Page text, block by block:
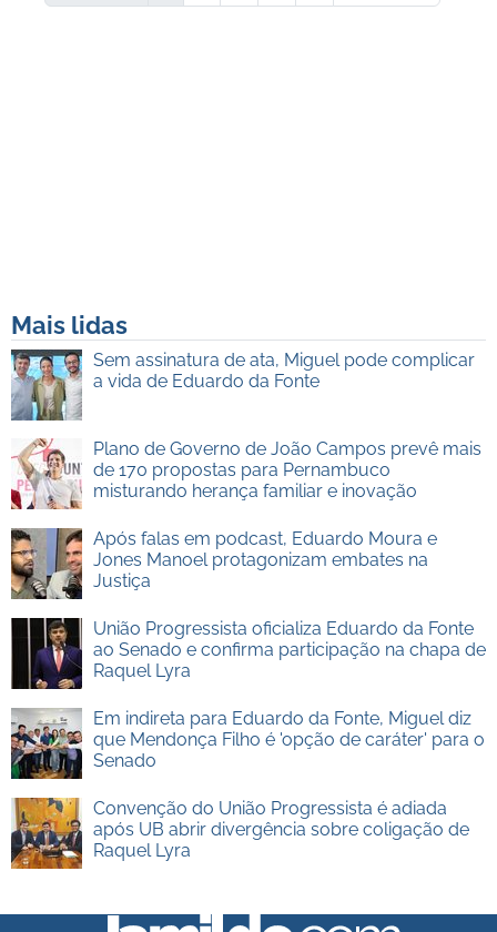
Mais lidas
Sem assinatura de ata, Miguel pode complicar
a vida de Eduardo da Fonte
Plano de Governo de João Campos prevê mais
de 170 propostas para Pernambuco
misturando herança familiar e inovação
Após falas em podcast, Eduardo Moura e
Jones Manoel protagonizam embates na
Justiça
União Progressista oficializa Eduardo da Fonte
ao Senado e confirma participação na chapa de
Raquel Lyra
Em indireta para Eduardo da Fonte, Miguel diz
que Mendonça Filho é 'opção de caráter' para o
Senado
Convenção do União Progressista é adiada
após UB abrir divergência sobre coligação de
Raquel Lyra